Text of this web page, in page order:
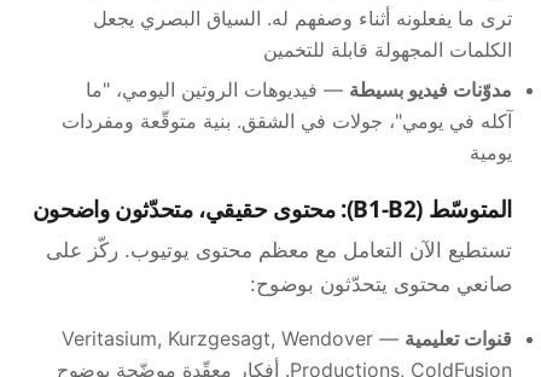
ترى ما يفعلونه أثناء وصفهم له. السياق البصري يجعل
الكلمات المجهولة قابلة للتخمين
مدوّنات فيديو بسيطة — فيديوهات الروتين اليومي، "ما
آكله في يومي"، جولات في الشقق. بنية متوقّعة ومفردات
يومية
المتوسّط (B1-B2): محتوى حقيقي، متحدّثون واضحون
تستطيع الآن التعامل مع معظم محتوى يوتيوب. ركّز على
صانعي محتوى يتحدّثون بوضوح:
قنوات تعليمية
— Veritasium, Kurzgesagt, Wendover
Productions, ColdFusion. أفكار معقّدة موضّحة بوضوح